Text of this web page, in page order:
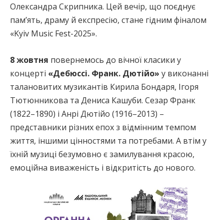
Олександра Скрипника. Цей вечір, що поєднує
пам’ять, драму й експресію, стане гідним фіналом
«Kyiv Music Fest-2025».
8 жовтня повернемось до вічної класики у
концерті «Дебюссі. Франк. Дютійо» у виконанні
талановитих музикантів Кирила Бондаря, Ігоря
Тютюнникова та Дениса Кашуби. Сезар Франк
(1822–1890) і Анрі Дютійо (1916–2013) –
представники різних епох з відмінним темпом
життя, іншими цінностями та потребами. А втім у
їхній музиці безумовно є замилування красою,
емоційна виваженість і відкритість до нового.